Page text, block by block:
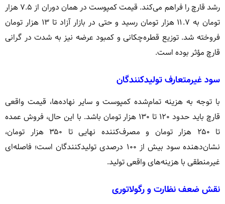
رشد قارچ را فراهم می‌کند. قیمت کمپوست در همان دوران از ۷.۵ هزار
تومان به ۱۱.۷ هزار تومان رسید و حتی در بازار آزاد تا ۱۳ هزار تومان
فروخته شد. توزیع قطره‌چکانی و کمبود عرضه نیز به شدت در گرانی
قارچ مؤثر بوده است.
سود غیرمتعارف تولیدکنندگان
با توجه به هزینه تمام‌شده کمپوست و سایر نهاده‌ها، قیمت واقعی
قارچ باید حدود ۱۲۰ تا ۱۳۰ هزار تومان باشد. با این حال، فروش عمده
تا ۲۵۰ هزار تومان و مصرف‌کننده نهایی تا ۳۵۰ هزار تومان،
نشان‌دهنده سود بیش از ۱۰۰ درصدی تولیدکنندگان است؛ فاصله‌ای
غیرمنطقی با هزینه‌های واقعی تولید.
نقش ضعف نظارت و رگولاتوری